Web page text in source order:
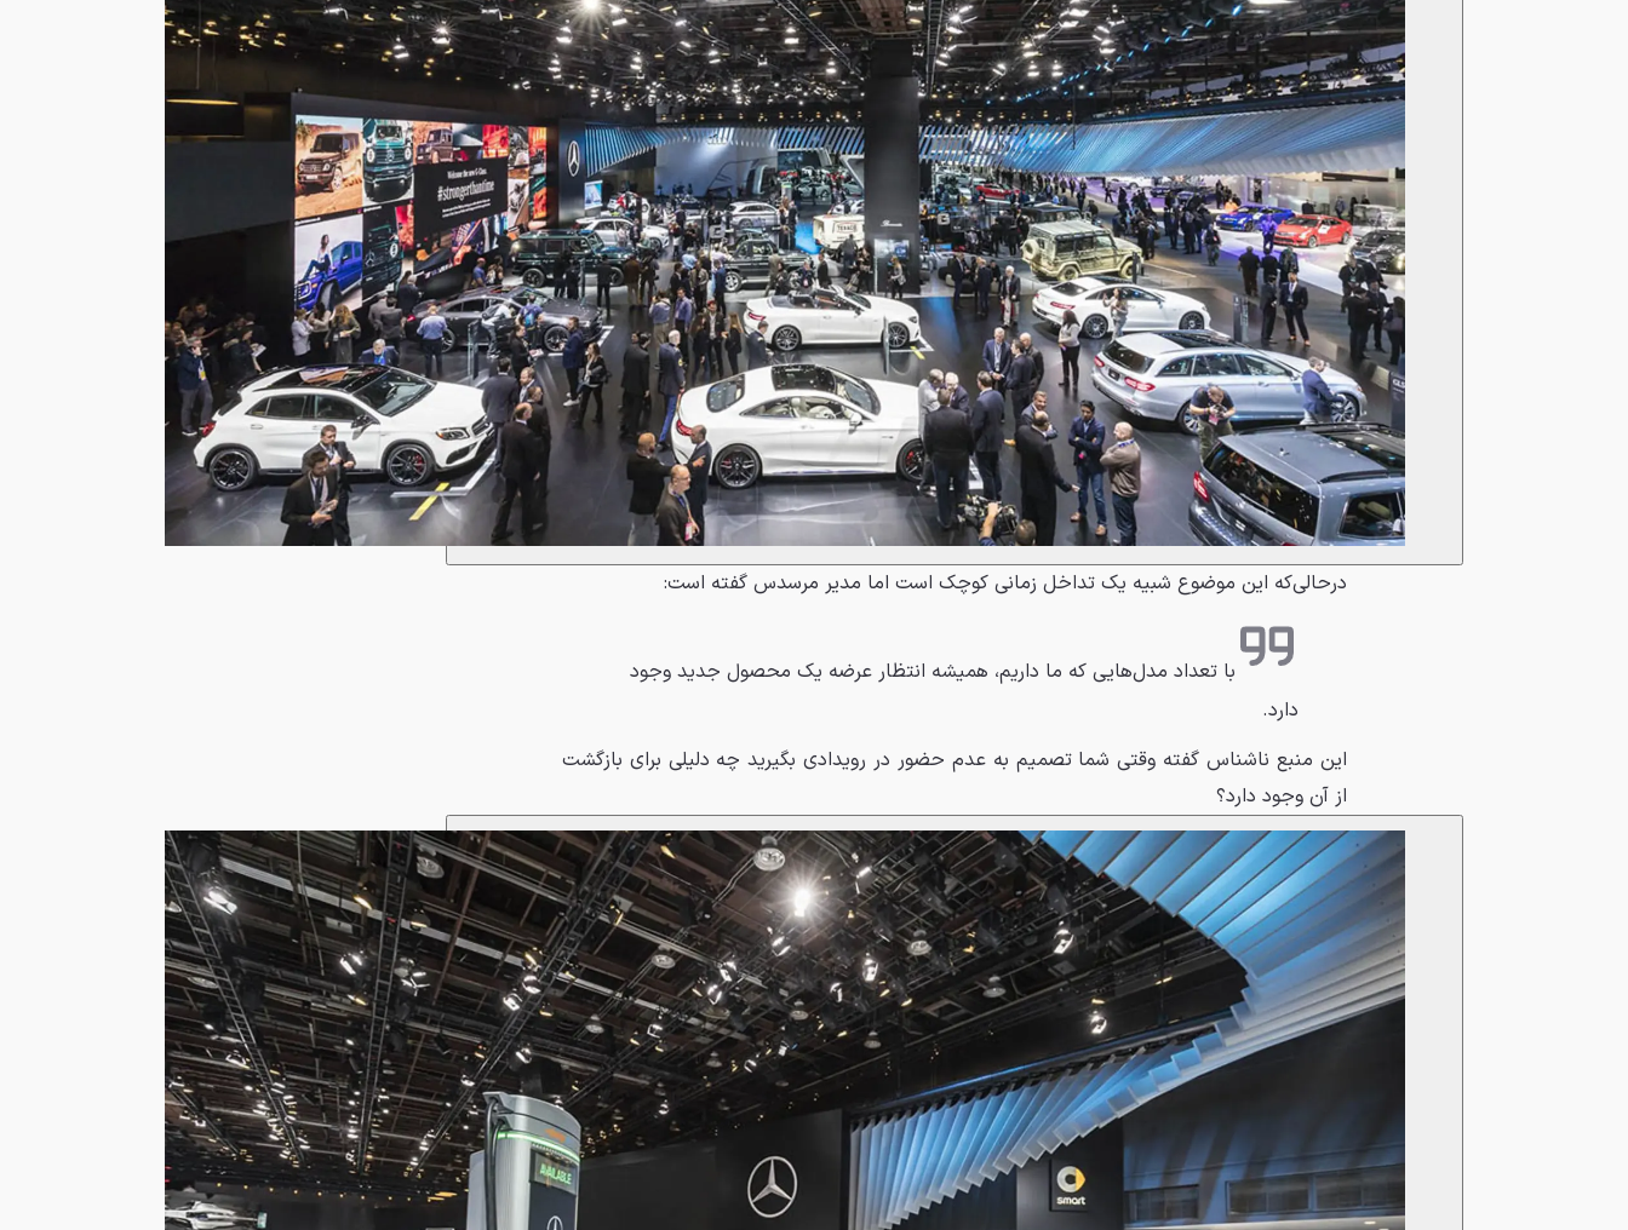
درحالی‌که این موضوع شبیه یک تداخل زمانی کوچک است اما مدیر مرسدس گفته است:
با تعداد مدل‌هایی که ما داریم، همیشه انتظار عرضه یک محصول جدید وجود
دارد.
این منبع ناشناس گفته وقتی شما تصمیم به عدم حضور در رویدادی بگیرید چه دلیلی برای بازگشت
از آن وجود دارد؟